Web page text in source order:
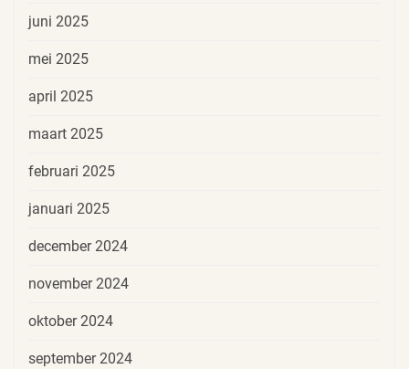
juni 2025
mei 2025
april 2025
maart 2025
februari 2025
januari 2025
december 2024
november 2024
oktober 2024
september 2024